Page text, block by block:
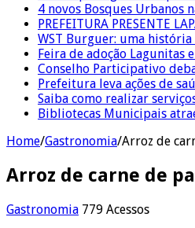
4 novos Bosques Urbanos
PREFEITURA PRESENTE
WST Burguer: uma
Feira de adoção Lagunitas
Conselho Participativo
Prefeitura leva ações de
Saiba como realizar
Bibliotecas Municipais
Home/Gastronomia/Arroz de
Arroz de carne de
Gastronomia 779 Acessos